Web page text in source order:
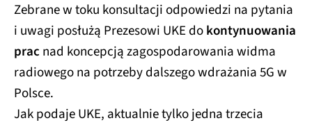
Zebrane w toku konsultacji odpowiedzi na pytania
i uwagi posłużą Prezesowi UKE dokontynuowania
prac nad koncepcją zagospodarowania widma
radiowego na potrzeby dalszego wdrażania 5G w
Polsce.
Jak podaje UKE, aktualnie tylko jedna trzecia